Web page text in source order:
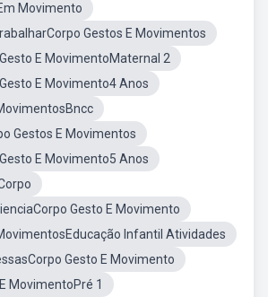
Movimento
Gestos E Movimentos
E MovimentoMaternal 2
E Movimento4 Anos
Gestos E Movimentos
E Movimento5 Anos
Gesto E Movimento
Infantil Atividades
Gesto E Movimento
MovimentoPré 1